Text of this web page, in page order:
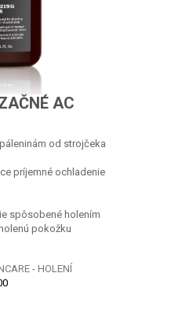
AC
od strojčeka
príjemné ochladenie
spôsobené holením
pokožku
- HOLENÍ